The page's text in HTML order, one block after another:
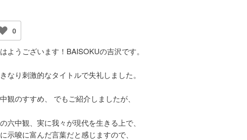
0
ようございます！BAISOKUの吉沢です。
なり刺激的なタイトルで失礼しました。
観のすすめ、 でもご紹介しましたが、
六中観、実に我々が現代を生きる上で、
示唆に富んだ言葉だと感じますので、